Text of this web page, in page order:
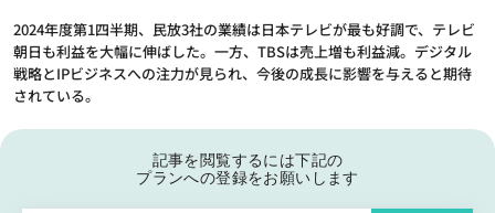
2024年度第1四半期、民放3社の業績は日本テレビが最も好調で、テレビ
朝日も利益を大幅に伸ばした。一方、TBSは売上増も利益減。デジタル
戦略とIPビジネスへの注力が見られ、今後の成長に影響を与えると期待
されている。
記事を閲覧するには下記の
プランへの登録をお願いします